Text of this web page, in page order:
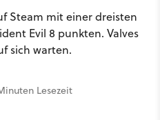
Steam mit einer dreisten
Evil 8 punkten. Valves
sich warten.
Lesezeit